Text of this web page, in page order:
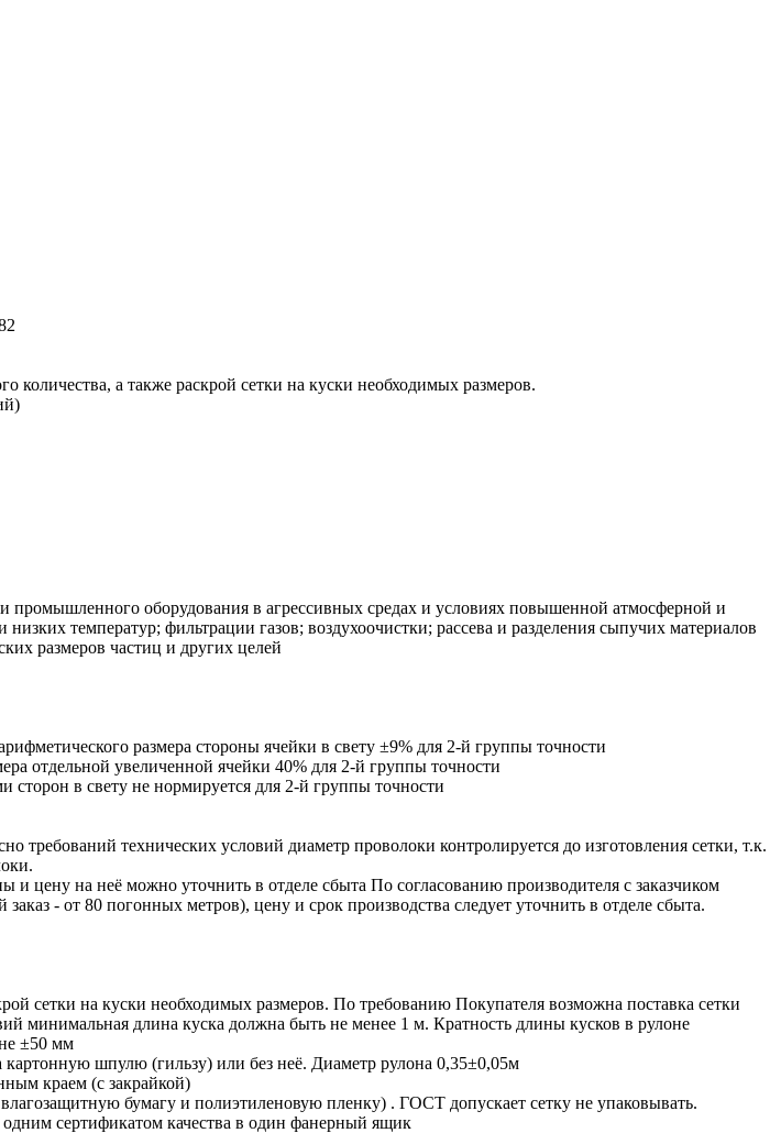
количества, а также раскрой сетки на куски необходимых размеров.
промышленного оборудования в агрессивных средах и условиях повышенной атмосферной и
температур; фильтрации газов; воздухоочистки; рассева и разделения сыпучих материалов
размеров частиц и других целей
размера стороны ячейки в свету ±9% для 2-й группы точности
отдельной увеличенной ячейки 40% для 2-й группы точности
сторон в свету не нормируется для 2-й группы точности
требований технических условий диаметр проволоки контролируется до изготовления сетки, т.к.
цену на неё можно уточнить в отделе сбыта По согласованию производителя с заказчиком
- от 80 погонных метров), цену и срок производства следует уточнить в отделе сбыта.
сетки на куски необходимых размеров. По требованию Покупателя возможна поставка сетки
минимальная длина куска должна быть не менее 1 м. Кратность длины кусков в рулоне
±50 мм
картонную шпулю (гильзу) или без неё. Диаметр рулона 0,35±0,05м
краем (с закрайкой)
бумагу и полиэтиленовую пленку) . ГОСТ допускает сетку не упаковывать.
сертификатом качества в один фанерный ящик